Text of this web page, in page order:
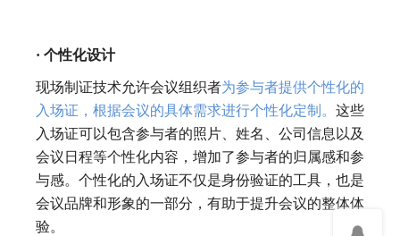
· 个性化设计
现场制证技术允许会议组织者为参与者提供个性化的
入场证，根据会议的具体需求进行个性化定制。 这些
入场证可以包含参与者的照片、姓名、公司信息以及
会议日程等个性化内容，增加了参与者的归属感和参
与感。个性化的入场证不仅是身份验证的工具，也是
会议品牌和形象的一部分，有助于提升会议的整体体
验。